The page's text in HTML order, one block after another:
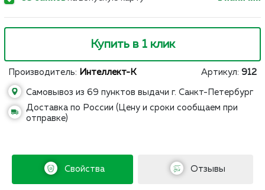
Купить в 1 клик
Производитель: Интеллект-К Артикул: 912
Самовывоз из 69 пунктов выдачи г. Санкт-Петербург
Доставка по России (Цену и сроки сообщаем при
отправке)
Свойства Отзывы